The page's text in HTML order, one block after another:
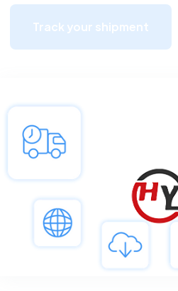
Track your shipment